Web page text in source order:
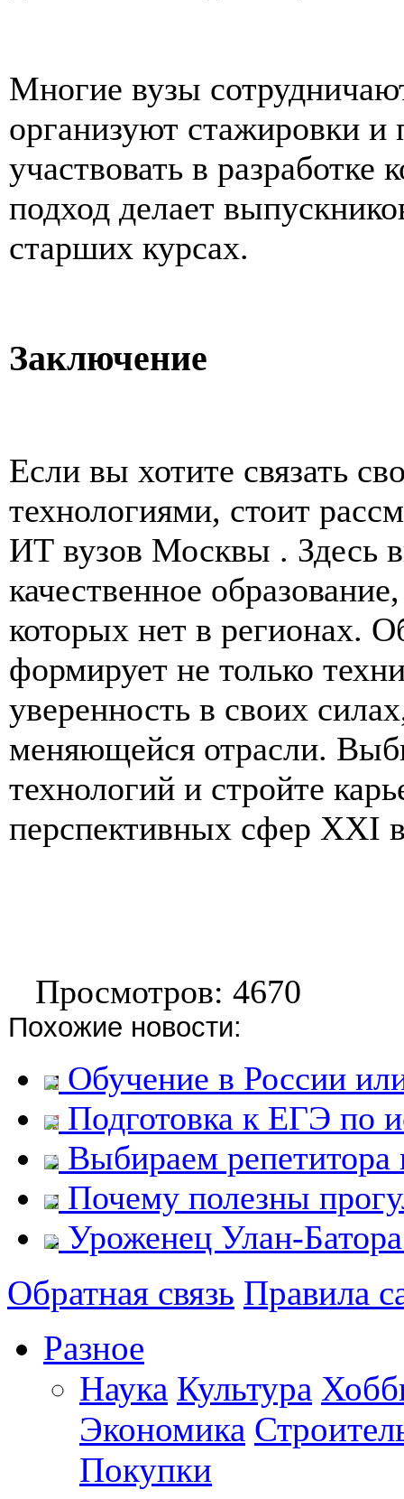
Многие вузы
организуют стажировки и
участвовать в
подход делает
старших курсах.
Заключение
Если вы хотите связать
технологиями, стоит
ИТ вузов Москвы . Здесь
качественное
которых нет в регионах.
формирует не только
уверенность в своих
меняющейся отрасли.
технологий и стройте
перспективных сфер XXI
Просмотров: 4670
Похожие новости:
Обучение в России
Подготовка к ЕГЭ по
Выбираем репетитора
Почему полезны
Уроженец Улан-
Обратная связь Правила
Разное
Наука Культура
Экономика
Покупки